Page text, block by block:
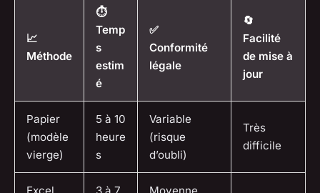
📈
Méthode
⏱️
Temp
s
estim
é
✅
Conformité
légale
🔄
Facilité
de mise à
jour
Papier
(modèle
vierge)
5 à 10
heure
s
Variable
(risque
d’oubli)
Très
difficile
Excel 3 à 7 Moyenne